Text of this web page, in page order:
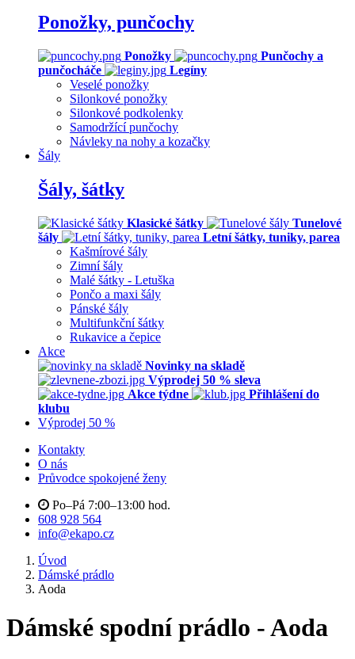
Ponožky, punčochy
Ponožky
Punčochy a
punčocháče
Legíny
Veselé ponožky
Silonkové ponožky
Silonkové podkolenky
Samodržící punčochy
Návleky na nohy a kozačky
Šály
Šály, šátky
Klasické šátky
Tunelové
šály
Letní šátky, tuniky, parea
Kašmírové šály
Zimní šály
Malé šátky - Letuška
Pončo a maxi šály
Pánské šály
Multifunkční šátky
Rukavice a čepice
Akce
Novinky na skladě
Výprodej 50 % sleva
Akce týdne
Přihlášení do
klubu
Výprodej 50 %
Kontakty
O nás
Průvodce spokojené ženy
Po–Pá 7:00–13:00 hod.
608 928 564
info@ekapo.cz
Úvod
Dámské prádlo
Aoda
Dámské spodní prádlo - Aoda